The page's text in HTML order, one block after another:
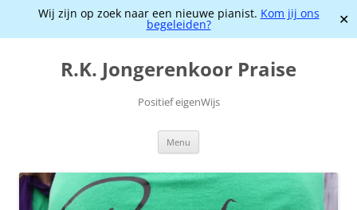
Wij zijn op zoek naar een nieuwe pianist. Kom jij ons
begeleiden? ✕
Ga
R.K. Jongerenkoor Praise
Positief eigenWijs
Menu